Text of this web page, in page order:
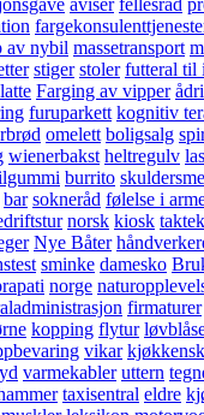
av nybil massetransport
stiger stoler futteral til
Farging av vipper
furuparkett kognitiv
omelett boligsalg
wienerbakst heltregulv
burrito
bar sokneråd følelse i
norsk kiosk
Nye Båter
sminke damesko
norge
firmaturer
kopping flytur
vikar
varmekabler uttern
taxisentral eldre